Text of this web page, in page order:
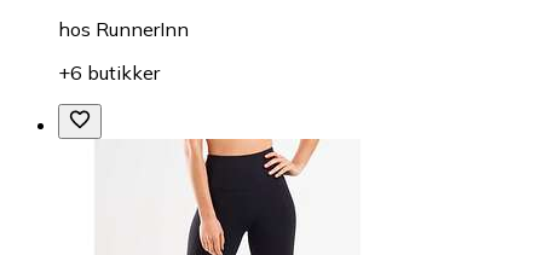
hos RunnerInn
+6 butikker